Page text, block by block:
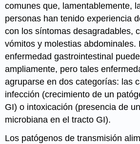
comunes que, lamentablemente,
personas han tenido experiencia
con los síntomas desagradables,
vómitos y molestias abdominales.
enfermedad gastrointestinal
ampliamente, pero tales
agruparse en dos categorías: las
infección (crecimiento de un
GI) o intoxicación (presencia de
microbiana en el tracto GI).
Los patógenos de transmisión